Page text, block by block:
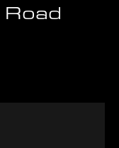
Road